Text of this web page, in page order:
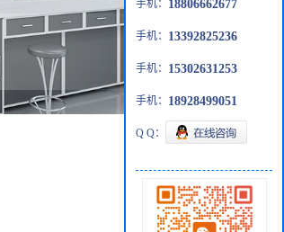
手机： 18806662677
手机： 13392825236
手机： 15302631253
手机： 18928499051
Q Q：